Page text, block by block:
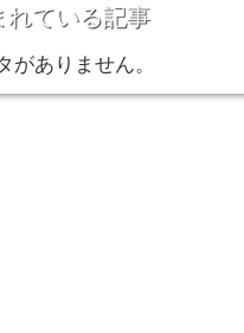
れている記事
がありません。